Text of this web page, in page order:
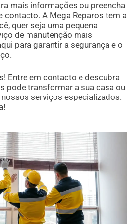
mais informações ou preencha
contacto. A Mega Reparos tem a
quer seja uma pequena
de manutenção mais
para garantir a segurança e o
Entre em contacto e descubra
pode transformar a sua casa ou
serviços especializados.